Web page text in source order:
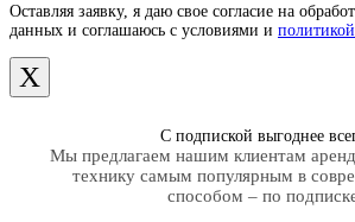
Оставляя заявку, я даю свое согласие на
данных и соглашаюсь с условиями и
X
С подпиской выгоднее
Мы предлагаем нашим клиентам
технику самым популярным в
способом – по